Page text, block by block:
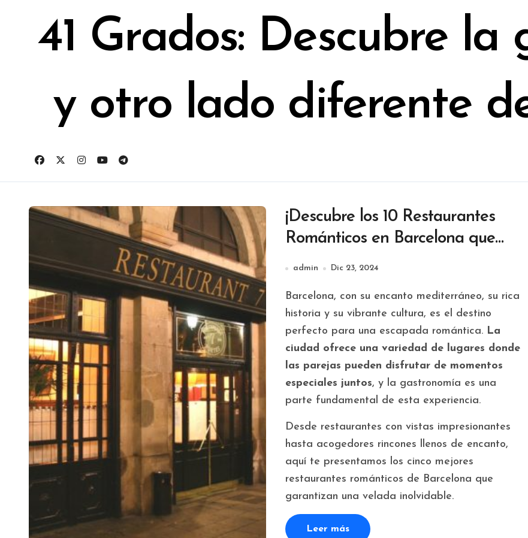
41 Grados: Descubre la
y otro lado diferente
¡Descubre los 10 Restaurantes
Románticos en Barcelona que
Harán de tu Noche Inolvidable!
admin Dic 23, 2024
Barcelona, con su encanto mediterráneo, su rica
historia y su vibrante cultura, es el destino
perfecto para una escapada romántica. La
ciudad ofrece una variedad de lugares donde
las parejas pueden disfrutar de momentos
especiales juntos, y la gastronomía es una
parte fundamental de esta experiencia.
Desde restaurantes con vistas impresionantes
hasta acogedores rincones llenos de encanto,
aquí te presentamos los cinco mejores
restaurantes románticos de Barcelona que
garantizan una velada inolvidable.
Leer más